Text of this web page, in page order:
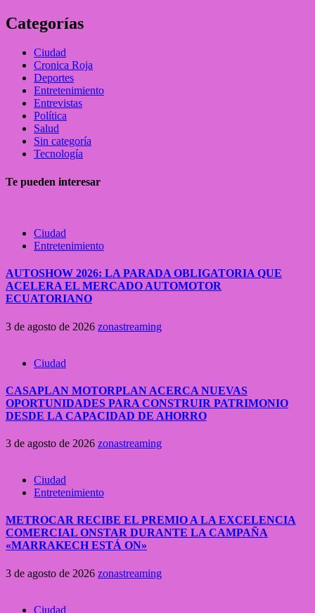
Categorías
Ciudad
Cronica Roja
Deportes
Entretenimiento
Entrevistas
Política
Salud
Sin categoría
Tecnología
Te pueden interesar
Ciudad
Entretenimiento
AUTOSHOW 2026: LA PARADA OBLIGATORIA QUE
ACELERA EL MERCADO AUTOMOTOR
ECUATORIANO
3 de agosto de 2026 zonastreaming
Ciudad
CASAPLAN MOTORPLAN ACERCA NUEVAS
OPORTUNIDADES PARA CONSTRUIR PATRIMONIO
DESDE LA CAPACIDAD DE AHORRO
3 de agosto de 2026 zonastreaming
Ciudad
Entretenimiento
METROCAR RECIBE EL PREMIO A LA EXCELENCIA
COMERCIAL ONSTAR DURANTE LA CAMPAÑA
«MARRAKECH ESTÁ ON»
3 de agosto de 2026 zonastreaming
Ciudad